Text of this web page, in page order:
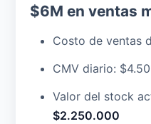
$6M en ventas
Costo de ventas
CMV diario:
Valor del stock
$2.250.000